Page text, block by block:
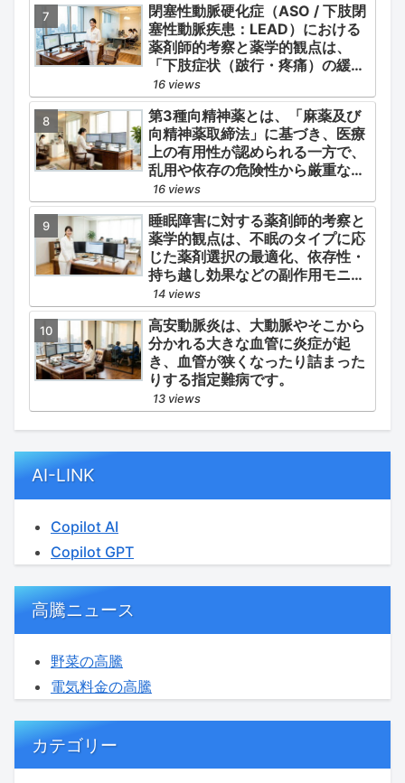
閉塞性動脈硬化症（ASO / 下肢閉
塞性動脈疾患：LEAD）における
薬剤師的考察と薬学的観点は、
「下肢症状（跛行・疼痛）の緩
和」と「全身性動脈硬化による脳
心血管イベント（脳梗塞・心筋梗
塞）の二次予防」の2軸を同時に
管理することにあります。
16 views
第3種向精神薬とは、「麻薬及び
向精神薬取締法」に基づき、医療
上の有用性が認められる一方で、
乱用や依存の危険性から厳重な管
理・規制が必要とされる薬物のう
ち、第1種・第2種よりも比較的リ
スクが低いと判断されて指定され
ている医薬品の分類です。
16 views
睡眠障害に対する薬剤師的考察と
薬学的観点は、不眠のタイプに応
じた薬剤選択の最適化、依存性・
持ち越し効果などの副作用モニタ
リング、そして生活習慣（睡眠衛
生）の改善支援にあります。
14 views
高安動脈炎は、大動脈やそこから
分かれる大きな血管に炎症が起
き、血管が狭くなったり詰まった
りする指定難病です。
13 views
AI-LINK
Copilot AI
Copilot GPT
高騰ニュース
野菜の高騰
電気料金の高騰
カテゴリー